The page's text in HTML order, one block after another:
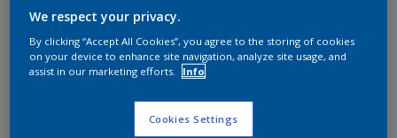
We respect your privacy.
By clicking “Accept All Cookies”, you agree to the storing of cookies
on your device to enhance site navigation, analyze site usage, and
assist in our marketing efforts.
Info
Cookies Settings